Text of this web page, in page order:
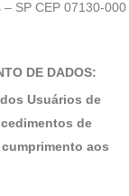
SP CEP 07130-000
DE DADOS:
Usuários de
de
aos